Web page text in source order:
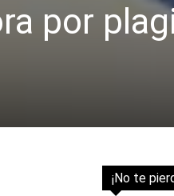
por
¡No te